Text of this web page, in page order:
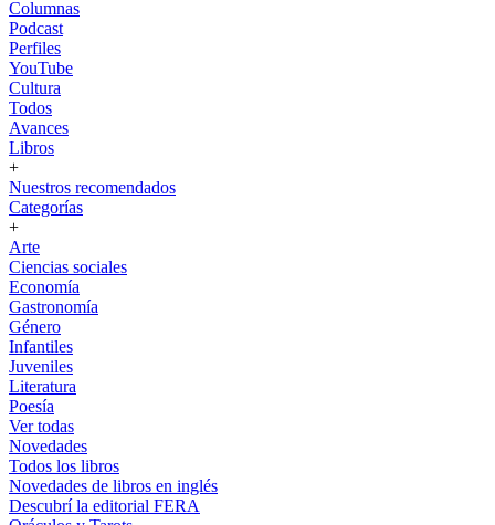
Columnas
Podcast
Perfiles
YouTube
Cultura
Todos
Avances
Libros
+
Nuestros recomendados
Categorías
+
Arte
Ciencias sociales
Economía
Gastronomía
Género
Infantiles
Juveniles
Literatura
Poesía
Ver todas
Novedades
Todos los libros
Novedades de libros en inglés
Descubrí la editorial FERA